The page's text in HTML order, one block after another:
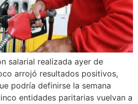
salarial realizada ayer de
arrojó resultados positivos,
podría definirse la semana
entidades paritarias vuelvan a